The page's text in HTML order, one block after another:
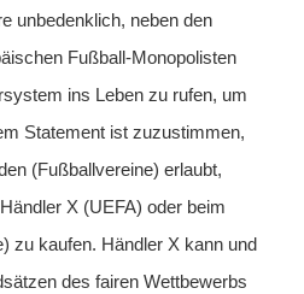
unbedenklich, neben den
Fußball-Monopolisten
ins Leben zu rufen, um
Statement ist zuzustimmen,
(Fußballvereine) erlaubt,
X (UEFA) oder beim
zu kaufen. Händler X kann und
des fairen Wettbewerbs